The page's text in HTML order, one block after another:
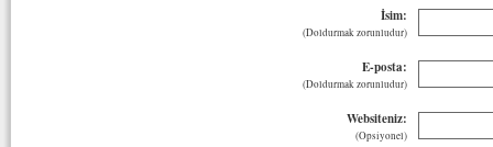
İsim:
(Doldurmak zorunludur)
E-posta:
(Doldurmak zorunludur)
Websiteniz:
(Opsiyonel)